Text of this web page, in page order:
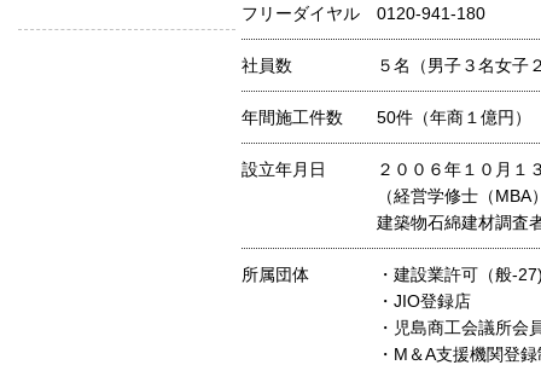
フリーダイヤル 0120-941-180
社員数 ５名（男子３名女
年間施工件数 50件（年商１億円）
設立年月日
２００６年１０月１
（経営学修士（
建築物石綿建材調査
所属団体
・建設業許可（般-
・JIO登録店
・児島商工会議所会
・M＆A支援機関登